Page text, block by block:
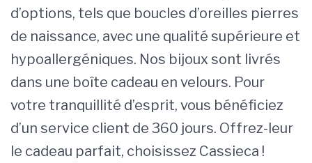
d’options, tels que boucles d’oreilles pierres
de naissance, avec une qualité supérieure et
hypoallergéniques. Nos bijoux sont livrés
dans une boîte cadeau en velours. Pour
votre tranquillité d’esprit, vous bénéficiez
d’un service client de 360 jours. Offrez-leur
le cadeau parfait, choisissez Cassieca !